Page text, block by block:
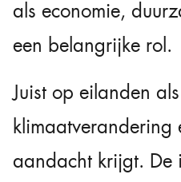
als economie,
een belangrijke rol.
Juist op eilanden
klimaatverandering
aandacht krijgt. De